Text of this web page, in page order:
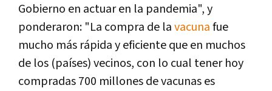
Gobierno en actuar en la pandemia", y
ponderaron: "La compra de lavacunafue
mucho más rápida y eficiente que en muchos
de los (países) vecinos, con lo cual tener hoy
compradas 700 millones de vacunas es